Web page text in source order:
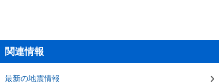
関連情報
最新の地震情報